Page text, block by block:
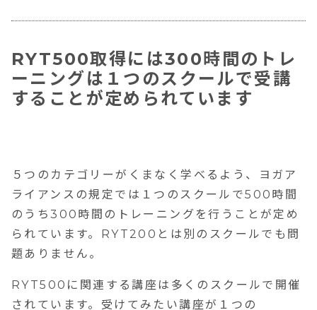
RYT500取得には300時間のトレ
ーニングは１つのスクールで受講
することが定められています
５つのカテゴリーがくまなく学べるよう、ヨガア
ライアンスの規定では１つのスクールで500時間
のうち300時間のトレーニングを行うことが定め
られています。RYT200とは別のスクールでも問
題ありません。
RYT500に関連する講座は多くのスクールで開催
されています。受けてみたい講座が１つの